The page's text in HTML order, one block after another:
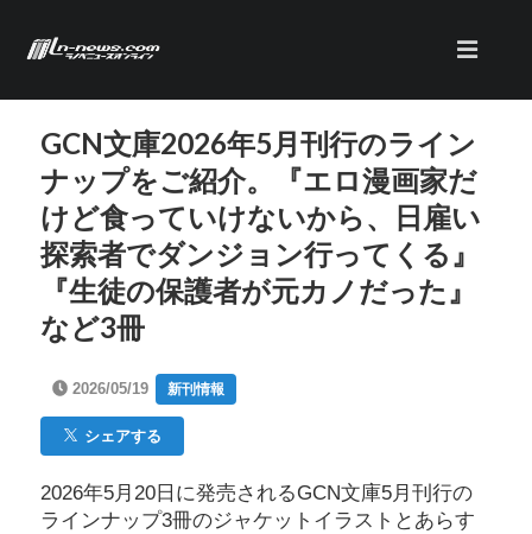
GCN文庫2026年5月刊行のライン
ナップをご紹介。『エロ漫画家だ
けど食っていけないから、日雇い
探索者でダンジョン行ってくる』
『生徒の保護者が元カノだった』
など3冊
2026/05/19 新刊情報
シェアする
2026年5月20日に発売されるGCN文庫5月刊行の
ラインナップ3冊のジャケットイラストとあらす